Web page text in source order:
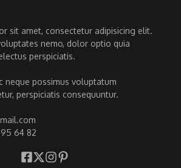
sit amet, consectetur adipisicing elit.
nemo, dolor optio quia
perspiciatis.
neque possimus voluptatum
perspiciatis consequuntur.
64 82